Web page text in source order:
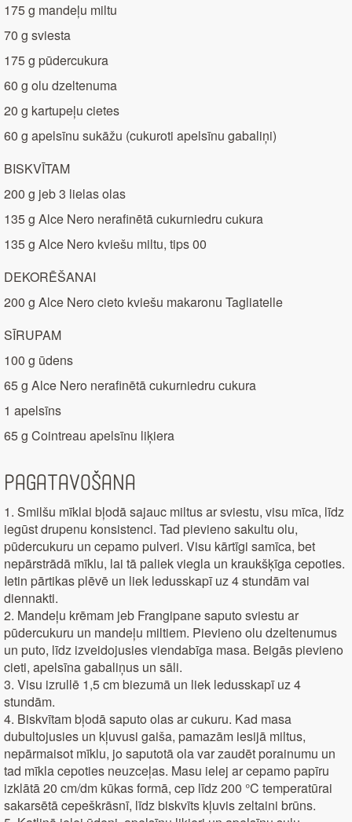
175 g mandeļu miltu
70 g sviesta
175 g pūdercukura
60 g olu dzeltenuma
20 g kartupeļu cietes
60 g apelsīnu sukāžu (cukuroti apelsīnu gabaliņi)
BISKVĪTAM
200 g jeb 3 lielas olas
135 g Alce Nero nerafinētā cukurniedru cukura
135 g Alce Nero kviešu miltu, tips 00
DEKORĒŠANAI
200 g Alce Nero cieto kviešu makaronu Tagliatelle
SĪRUPAM
100 g ūdens
65 g Alce Nero nerafinētā cukurniedru cukura
1 apelsīns
65 g Cointreau apelsīnu liķiera
Pagatavošana
1. Smilšu mīklai bļodā sajauc miltus ar sviestu, visu mīca, līdz
iegūst drupenu konsistenci. Tad pievieno sakultu olu,
pūdercukuru un cepamo pulveri. Visu kārtīgi samīca, bet
nepārstrādā mīklu, lai tā paliek viegla un kraukšķīga cepoties.
Ietin pārtikas plēvē un liek ledusskapī uz 4 stundām vai
diennakti.
2. Mandeļu krēmam jeb Frangipane saputo sviestu ar
pūdercukuru un mandeļu miltiem. Pievieno olu dzeltenumus
un puto, līdz izveidojusies viendabīga masa. Beigās pievieno
cieti, apelsīna gabaliņus un sāli.
3. Visu izrullē 1,5 cm biezumā un liek ledusskapī uz 4
stundām.
4. Biskvītam bļodā saputo olas ar cukuru. Kad masa
dubultojusies un kļuvusi gaiša, pamazām iesijā miltus,
nepārmaisot mīklu, jo saputotā ola var zaudēt porainumu un
tad mīkla cepoties neuzceļas. Masu ielej ar cepamo papīru
izklātā 20 cm/dm kūkas formā, cep līdz 200 °C temperatūrai
sakarsētā cepeškrāsnī, līdz biskvīts kļuvis zeltaini brūns.